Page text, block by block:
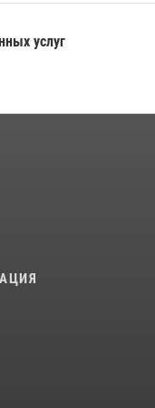
на Урале
услуг